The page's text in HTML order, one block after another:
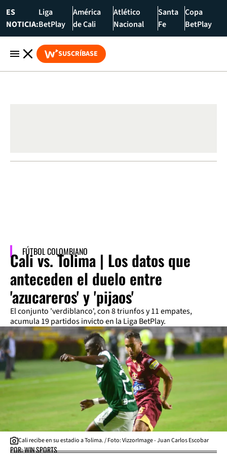
ES
NOTICIA:
Liga
BetPlay
América
de Cali
Atlético
Nacional
Santa
Fe
Copa
BetPlay
SUSCRÍBASE
FÚTBOL COLOMBIANO
Cali vs. Tolima | Los datos que
anteceden el duelo entre
'azucareros' y 'pijaos'
El conjunto 'verdiblanco', con 8 triunfos y 11 empates,
acumula 19 partidos invicto en la Liga BetPlay.
Cali recibe en su estadio a Tolima. / Foto: VizzorImage - Juan Carlos Escobar
POR: WIN SPORTS